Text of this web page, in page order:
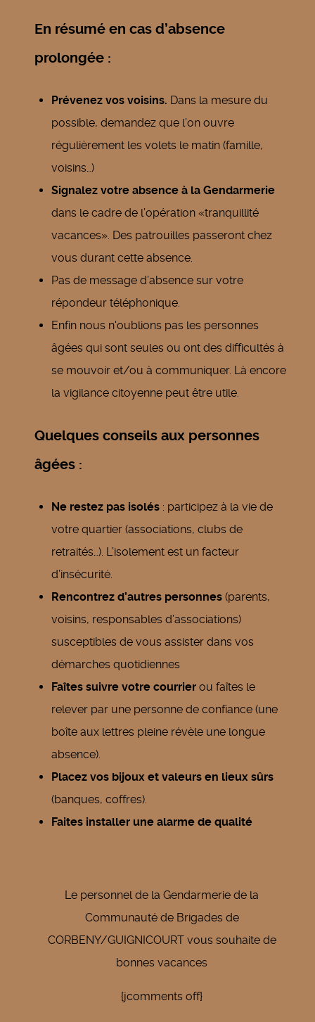
En résumé en cas d’absence
prolongée :
Prévenez vos voisins. Dans la mesure du
possible, demandez que l’on ouvre
régulièrement les volets le matin (famille,
voisins…)
Signalez votre absence à la Gendarmerie
dans le cadre de l’opération «tranquillité
vacances». Des patrouilles passeront chez
vous durant cette absence.
Pas de message d’absence sur votre
répondeur téléphonique.
Enfin nous n'oublions pas les personnes
âgées qui sont seules ou ont des difficultés à
se mouvoir et/ou à communiquer. Là encore
la vigilance citoyenne peut être utile.
Quelques conseils aux personnes
âgées :
Ne restez pas isolés : participez à la vie de
votre quartier (associations, clubs de
retraités…). L’isolement est un facteur
d’insécurité.
Rencontrez d’autres personnes (parents,
voisins, responsables d’associations)
susceptibles de vous assister dans vos
démarches quotidiennes
Faîtes suivre votre courrier ou faîtes le
relever par une personne de confiance (une
boîte aux lettres pleine révèle une longue
absence).
Placez vos bijoux et valeurs en lieux sûrs
(banques, coffres).
Faites installer une alarme de qualité
Le personnel de la Gendarmerie de la
Communauté de Brigades de
CORBENY/GUIGNICOURT vous souhaite de
bonnes vacances
{jcomments off}